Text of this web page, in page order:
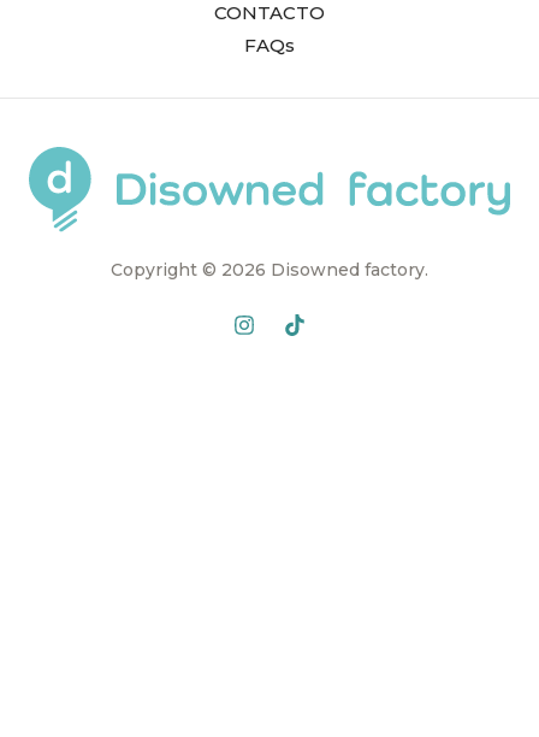
CONTACTO
FAQs
Copyright © 2026 Disowned factory.